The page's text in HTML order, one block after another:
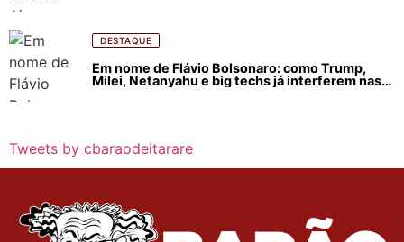
DESTAQUE
Em nome de Flávio Bolsonaro: como Trump,
Milei, Netanyahu e big techs já interferem nas
Tweets by cbaraodeitarare